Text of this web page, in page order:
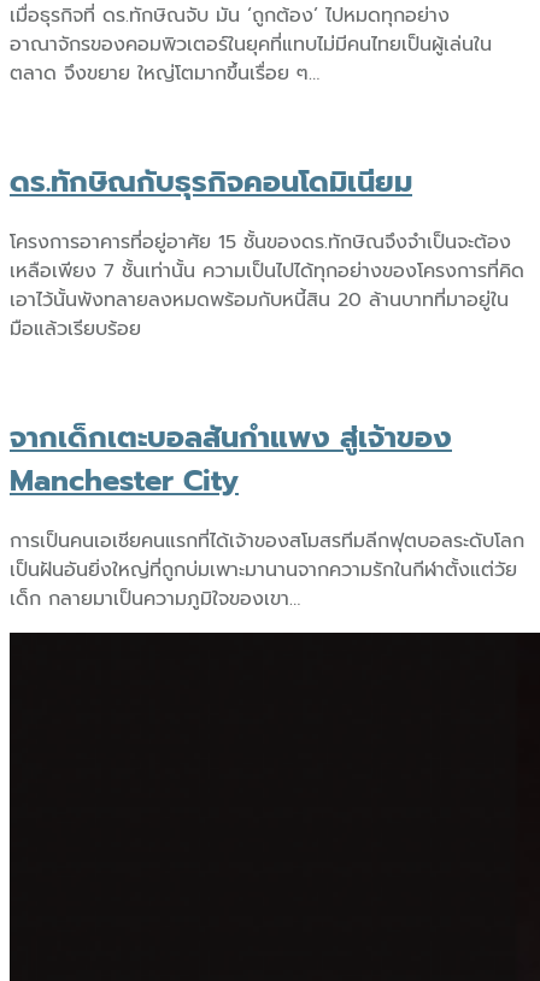
เมื่อธุรกิจที่ ดร.ทักษิณจับ มัน ‘ถูกต้อง’ ไปหมดทุกอย่าง
อาณาจักรของคอมพิวเตอร์ในยุคที่แทบไม่มีคนไทยเป็นผู้เล่นใน
ตลาด จึงขยาย ใหญ่โตมากขึ้นเรื่อย ๆ…
ดร.ทักษิณกับธุรกิจคอนโดมิเนียม
โครงการอาคารที่อยู่อาศัย 15 ชั้นของดร.ทักษิณจึงจำเป็นจะต้อง
เหลือเพียง 7 ชั้นเท่านั้น ความเป็นไปได้ทุกอย่างของโครงการที่คิด
เอาไว้นั้นพังทลายลงหมดพร้อมกับหนี้สิน 20 ล้านบาทที่มาอยู่ใน
มือแล้วเรียบร้อย
จากเด็กเตะบอลสันกำแพง สู่เจ้าของ
Manchester City
การเป็นคนเอเชียคนแรกที่ได้เจ้าของสโมสรทีมลีกฟุตบอลระดับโลก
เป็นฝันอันยิ่งใหญ่ที่ถูกบ่มเพาะมานานจากความรักในกีฬาตั้งแต่วัย
เด็ก กลายมาเป็นความภูมิใจของเขา…